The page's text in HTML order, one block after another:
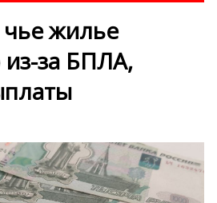
жилье
из-за БПЛА,